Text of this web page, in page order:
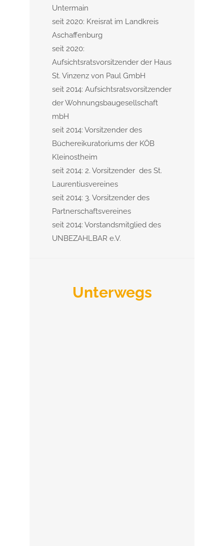
Untermain
seit 2020: Kreisrat im Landkreis
Aschaffenburg
seit 2020:
Aufsichtsratsvorsitzender der Haus
St. Vinzenz von Paul GmbH
seit 2014: Aufsichtsratsvorsitzender
der Wohnungsbaugesellschaft
mbH
seit 2014: Vorsitzender des
Büchereikuratoriums der KÖB
Kleinostheim
seit 2014: 2. Vorsitzender des St.
Laurentiusvereines
seit 2014: 3. Vorsitzender des
Partnerschaftsvereines
seit 2014: Vorstandsmitglied des
UNBEZAHLBAR e.V.
Unterwegs